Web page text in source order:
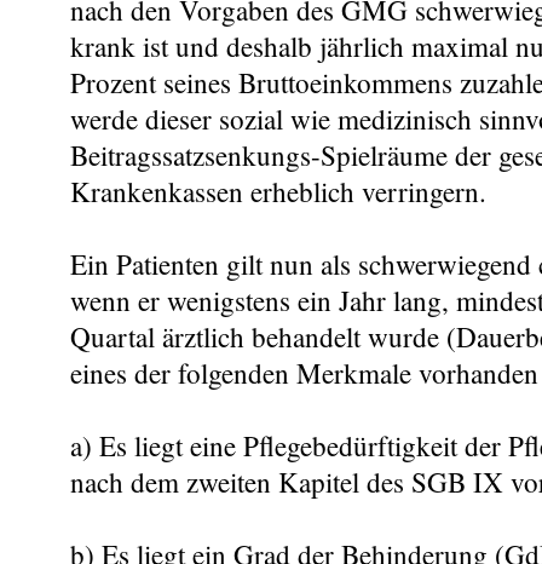
nach den Vorgaben des GMG
krank ist und deshalb jährlich maximal
Prozent seines Bruttoeinkommens
werde dieser sozial wie medizinisch
Beitragssatzsenkungs-Spielräume der
Krankenkassen erheblich verringern.
Ein Patienten gilt nun als
wenn er wenigstens ein Jahr lang,
Quartal ärztlich behandelt wurde
eines der folgenden Merkmale
a) Es liegt eine Pflegebedürftigkeit der
nach dem zweiten Kapitel des SGB IX
b) Es liegt ein Grad der Behinderung